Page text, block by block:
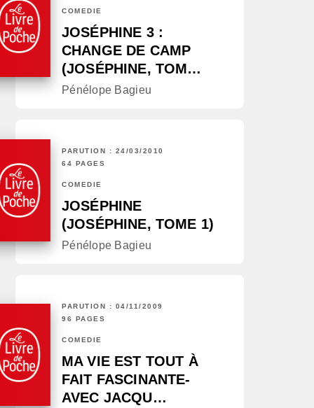
COMÉDIE
JOSÉPHINE 3 :
CHANGE DE CAMP
(JOSÉPHINE, TOM…
Pénélope Bagieu
PARUTION : 24/03/2010
64 PAGES
COMÉDIE
JOSÉPHINE
(JOSÉPHINE, TOME 1)
Pénélope Bagieu
PARUTION : 04/11/2009
96 PAGES
COMÉDIE
MA VIE EST TOUT À
FAIT FASCINANTE-
AVEC JACQU…